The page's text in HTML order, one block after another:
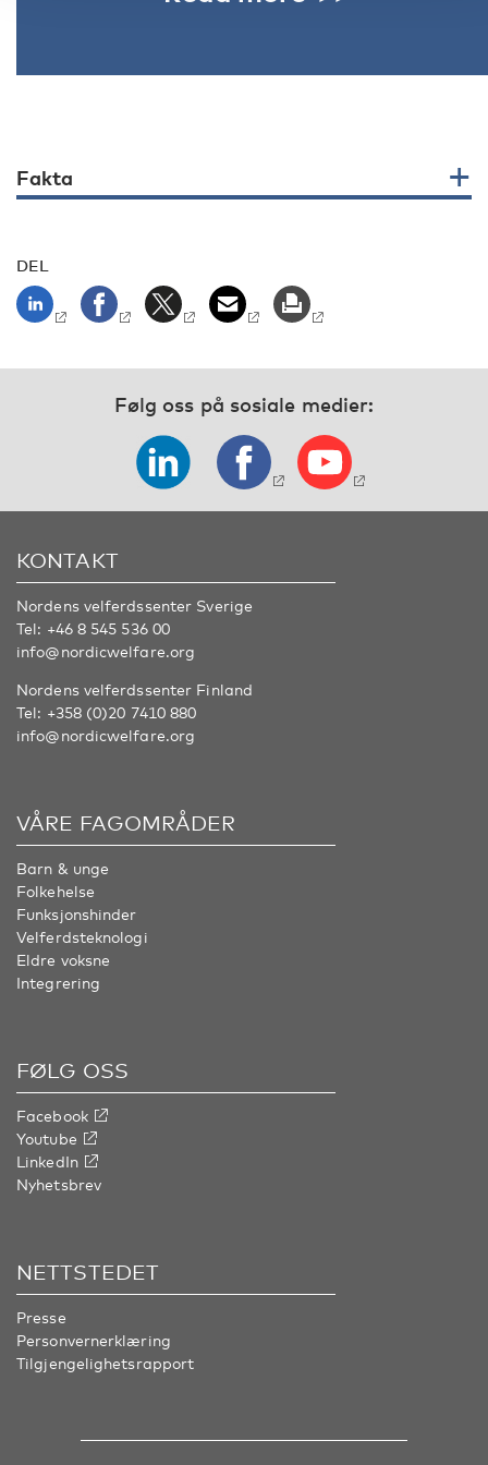
Fakta
DEL
Følg oss på sosiale medier:
KONTAKT
Nordens velferdssenter Sverige
Tel: +46 8 545 536 00
info@nordicwelfare.org
Nordens velferdssenter Finland
Tel: +358 (0)20 7410 880
info@nordicwelfare.org
VÅRE FAGOMRÅDER
Barn & unge
Folkehelse
Funksjonshinder
Velferdsteknologi
Eldre voksne
Integrering
FØLG OSS
Facebook
Youtube
LinkedIn
Nyhetsbrev
NETTSTEDET
Presse
Personvernerklæring
Tilgjengelighetsrapport